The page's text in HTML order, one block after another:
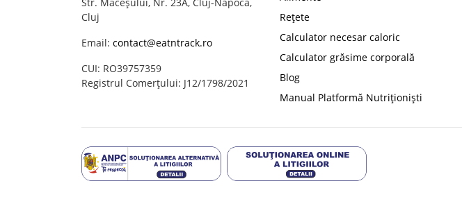
Cluj
Email: contact@eatntrack.ro
CUI: RO39757359
Registrul Comerțului: J12/1798/2021
Rețete
Calculator necesar caloric
Calculator grăsime corporală
Blog
Manual Platformă Nutriționiști